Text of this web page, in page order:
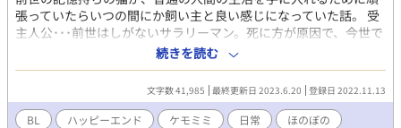
張っていたらいつの間にか飼い主と良い感じになっていた話。 受
主人公･･･前世はしがないサラリーマン。死に方が原因で、今世で
もトラウマが残っている。ある日神様に使命をくだされた結果、
ヒトの身体を手に入れるも、飼い主の大輝に対して"好き"としか
言えない縛りがついてしまう。 大輝･･･攻め。夏休み中の大学
生。いろいろびっくり仰天な主人公の面倒を献身的にしてくれ
る。優しくて顔が良くて女にモテる。
続きを読む
文字数 41,985 最終更新日 2023.6.20 登録日 2022.11.13
BL ハッピーエンド ケモミミ 日常
ほのぼの